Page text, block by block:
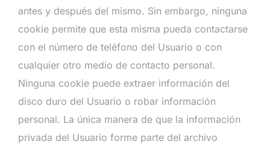
antes y después del mismo. Sin embargo, ninguna
cookie permite que esta misma pueda contactarse
con el número de teléfono del Usuario o con
cualquier otro medio de contacto personal.
Ninguna cookie puede extraer información del
disco duro del Usuario o robar información
personal. La única manera de que la información
privada del Usuario forme parte del archivo